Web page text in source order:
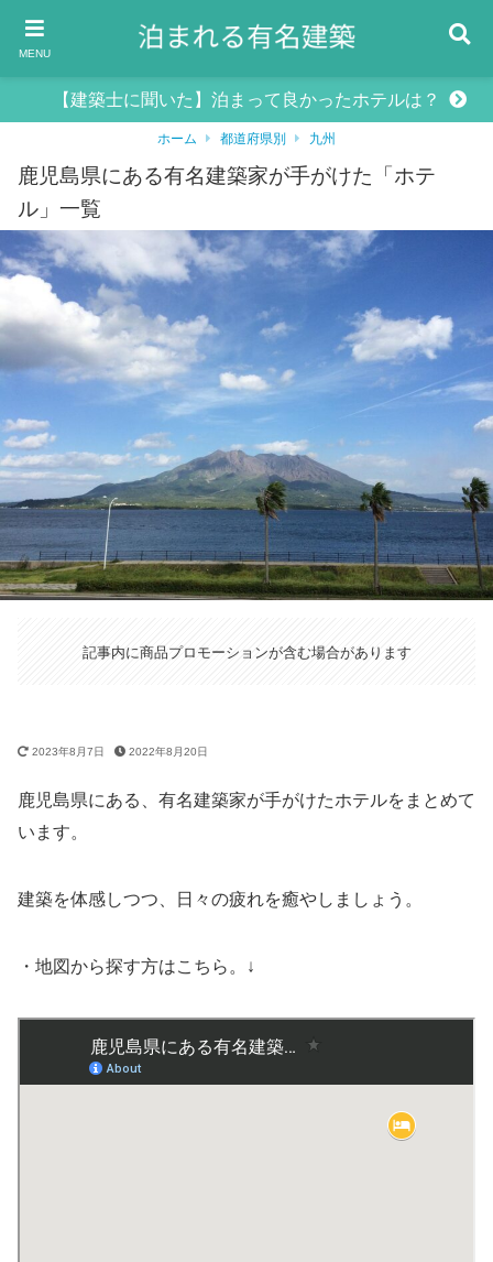
MENU
【建築士に聞いた】泊まって良かったホテルは？
ホーム 都道府県別 九州
鹿児島県にある有名建築家が手がけた「ホテ
ル」一覧
2023年8月7日 2022年8月20日
記事内に商品プロモーションが含む場合があります
鹿児島県にある、有名建築家が手がけたホテルをまとめて
います。
建築を体感しつつ、日々の疲れを癒やしましょう。
・地図から探す方はこちら。↓